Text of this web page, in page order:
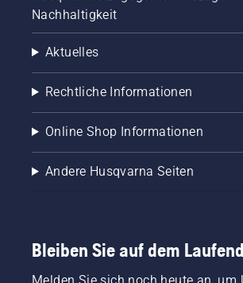
Nachhaltigkeit
Aktuelles
Rechtliche Informationen
Online Shop Informationen
Andere Husqvarna Seiten
Bleiben Sie auf dem
Melden Sie sich noch heute an, um